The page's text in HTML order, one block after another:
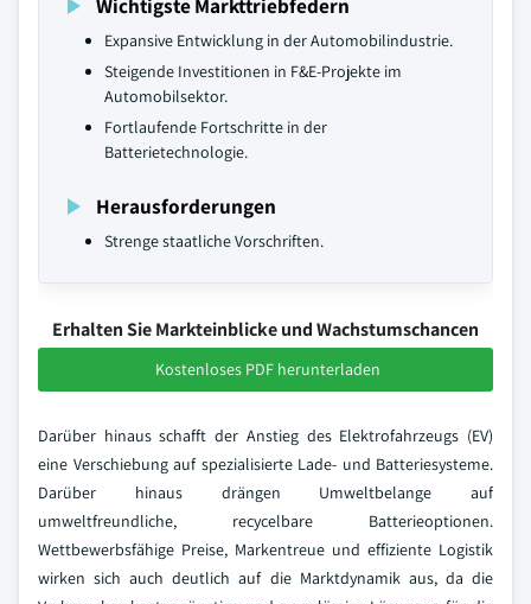
Expansive Entwicklung in der Automobilindustrie.
Steigende Investitionen in F&E-Projekte im
Automobilsektor.
Fortlaufende Fortschritte in der
Batterietechnologie.
Herausforderungen
Strenge staatliche Vorschriften.
Erhalten Sie Markteinblicke und Wachstumschancen
Kostenloses PDF herunterladen
Darüber hinaus schafft der Anstieg des Elektrofahrzeugs (EV)
eine Verschiebung auf spezialisierte Lade- und Batteriesysteme.
Darüber hinaus drängen Umweltbelange auf
umweltfreundliche, recycelbare Batterieoptionen.
Wettbewerbsfähige Preise, Markentreue und effiziente Logistik
wirken sich auch deutlich auf die Marktdynamik aus, da die